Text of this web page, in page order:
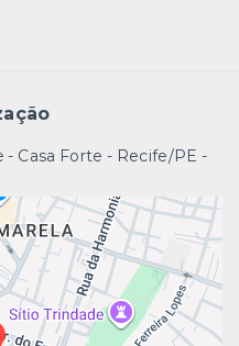
Casa Forte - Recife/PE -